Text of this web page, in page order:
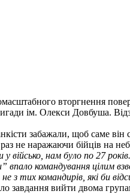
вторгнення
ім. Олекси Довбуша.
забажали, щоб саме
не наражаючи бійців на
військо, нам було по 27
командування цілим
з тих командирів, які би
завдання вийти двома